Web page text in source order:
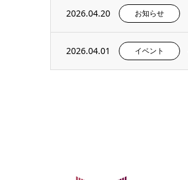
2026.04.20 お知らせ
2026.04.01 イベント